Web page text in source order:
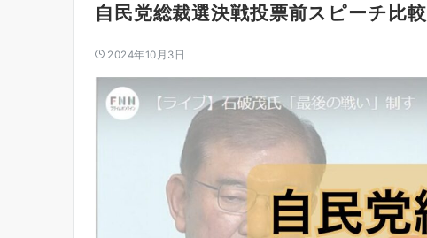
自民党総裁選決戦投票前スピーチ比較
2024年10月3日